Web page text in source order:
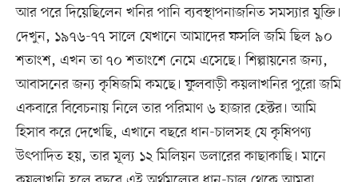
আর পরে দিয়েছিলেন খনির পানি ব্যবস্থাপনাজনিত সমস্যার যুক্তি।
দেখুন, ১৯৭৬-৭৭ সালে যেখানে আমাদের ফসলি জমি ছিল ৯০
শতাংশ, এখন তা ৭০ শতাংশে নেমে এসেছে। শিল্পায়নের জন্য,
আবাসনের জন্য কৃষিজমি কমছে। ফুলবাড়ী কয়লাখনির পুরো জমি
একবারে বিবেচনায় নিলে তার পরিমাণ ৬ হাজার হেক্টর। আমি
হিসাব করে দেখেছি, এখানে বছরে ধান-চালসহ যে কৃষিপণ্য
উৎপাদিত হয়, তার মূল্য ১২ মিলিয়ন ডলারের কাছাকাছি। মানে